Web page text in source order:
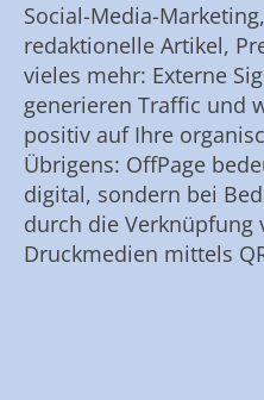
Social-Media-
redaktionelle Artikel,
vieles mehr: Externe
generieren Traffic und
positiv auf Ihre
Übrigens: OffPage
digital, sondern bei
durch die Verknüpfung
Druckmedien mittels